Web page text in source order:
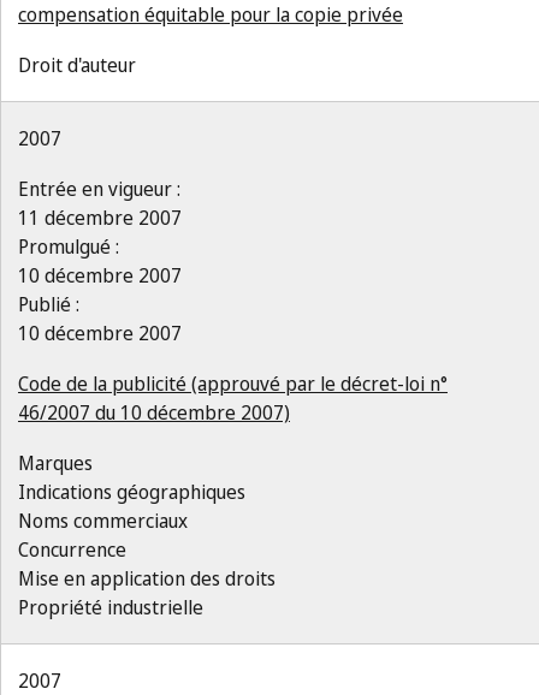
compensation équitable pour la copie privée
Droit d'auteur
2007
Entrée en vigueur :
11 décembre 2007
Promulgué :
10 décembre 2007
Publié :
10 décembre 2007
Code de la publicité (approuvé par le décret-loi n°
46/2007 du 10 décembre 2007)
Marques
Indications géographiques
Noms commerciaux
Concurrence
Mise en application des droits
Propriété industrielle
2007